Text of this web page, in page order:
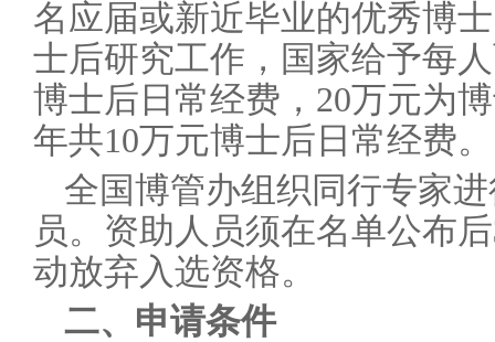
名应届或新近毕业的优秀博
士后研究工作，国家给予每
博士后日常经费，20万元为
年共10万元博士后日常经费。
全国博管办组织同行专家
员。资助人员须在名单公布后
动放弃入选资格。
二、申请条件